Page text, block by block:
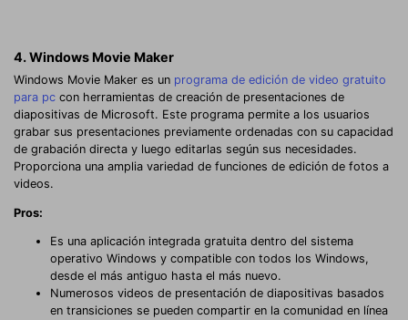
4. Windows Movie Maker
Windows Movie Maker es un programa de edición de video gratuito
para pc con herramientas de creación de presentaciones de
diapositivas de Microsoft. Este programa permite a los usuarios
grabar sus presentaciones previamente ordenadas con su capacidad
de grabación directa y luego editarlas según sus necesidades.
Proporciona una amplia variedad de funciones de edición de fotos a
videos.
Pros:
Es una aplicación integrada gratuita dentro del sistema
operativo Windows y compatible con todos los Windows,
desde el más antiguo hasta el más nuevo.
Numerosos videos de presentación de diapositivas basados
en transiciones se pueden compartir en la comunidad en línea